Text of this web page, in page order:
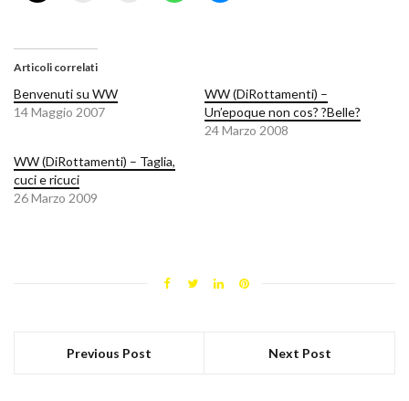
Articoli correlati
Benvenuti su WW
14 Maggio 2007
WW (DiRottamenti) –
Un’epoque non cos? ?Belle?
24 Marzo 2008
WW (DiRottamenti) – Taglia,
cuci e ricuci
26 Marzo 2009
Previous Post Next Post